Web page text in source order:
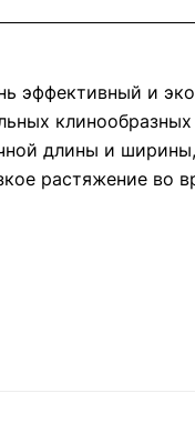
эффективный и
длины и
растяжение во